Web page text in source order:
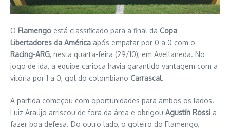
O Flamengo está classificado para a final da Copa
Libertadores da América após empatar por 0 a 0 com o
Racing-ARG, nesta quarta-feira (29/10), em Avellaneda. No
jogo de ida, a equipe carioca havia garantido vantagem com a
vitória por 1 a 0, gol do colombiano Carrascal.
A partida começou com oportunidades para ambos os lados.
Luiz Araújo arriscou de fora da área e obrigou Agustín Rossi a
fazer boa defesa. Do outro lado, o goleiro do Flamengo,